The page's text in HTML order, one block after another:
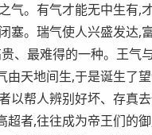
有气才能无中生有,才
塞。瑞气使人兴盛发达,
、最难得的一种。王气
天地间生,于是诞生了
以帮人辨别好坏、存真
者,往往成为帝王们的